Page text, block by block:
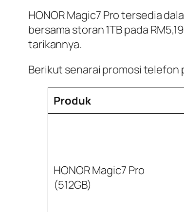
HONOR Magic7 Pro tersedia
bersama storan 1TB pada
tarikannya.
Berikut senarai promosi telefon
Produk
HONOR Magic7 Pro
(512GB)